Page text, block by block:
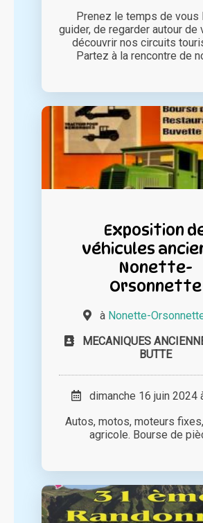
Prenez le temps de vous
guider, de regarder autour de
découvrir nos circuits
Partez à la rencontre de
Exposition
véhicules
Nonette-
Orsonnette
à Nonette-
MECANIQUES
BUTTE
dimanche 16 juin 2024
Autos, motos, moteurs
agricole. Bourse de